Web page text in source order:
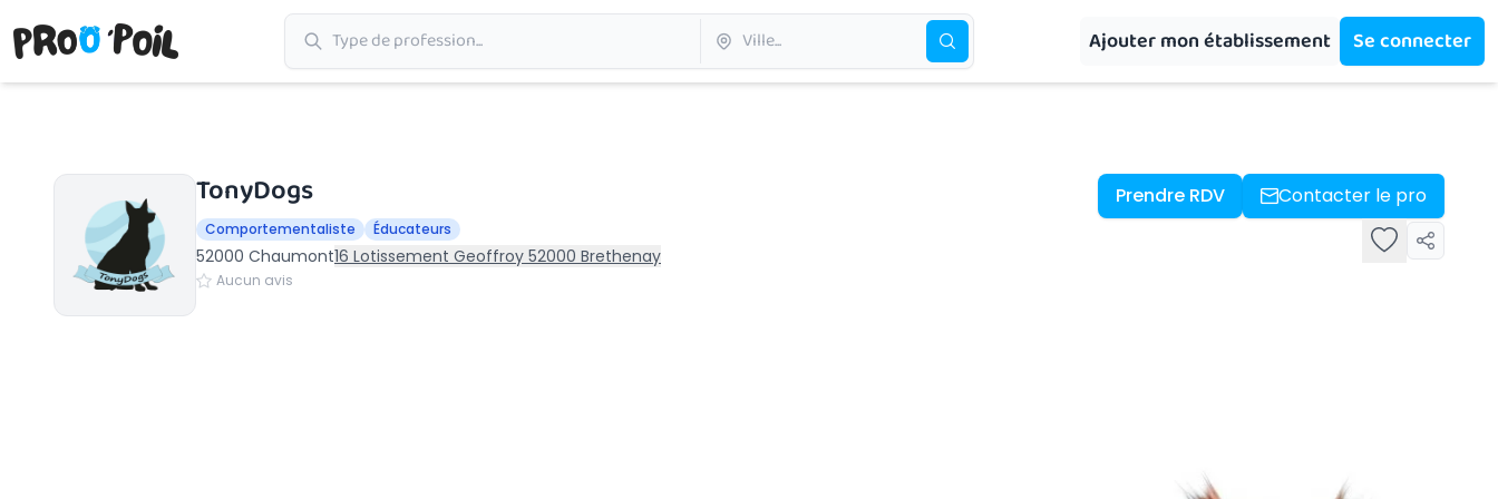
Ajouter mon établissement Se connecter
Accueil›Chaumont TonyDogs
TonyDogs
Comportementaliste Éducateurs
52000 Chaumont16 Lotissement Geoffroy 52000 Brethenay
Aucun avis
Prendre RDV Contacter le pro